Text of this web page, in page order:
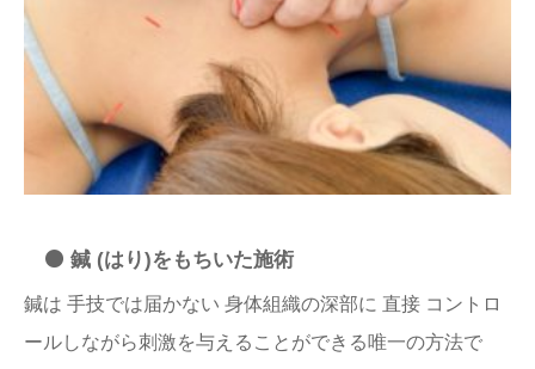
⚫️ 鍼 (はり)をもちいた施術
鍼は 手技では届かない 身体組織の深部に 直接 コントロ
ールしながら刺激を与えることができる唯一の方法で